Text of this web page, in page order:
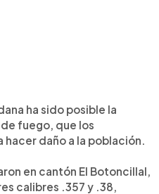
ha sido posible la
fuego, que los
daño a la población.
en cantón El Botoncillal,
calibres .357 y .38,